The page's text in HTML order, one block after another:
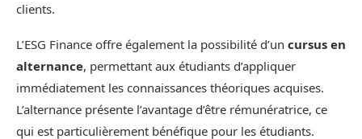
clients.
L’ESG Finance offre également la possibilité d’un cursus en
alternance, permettant aux étudiants d’appliquer
immédiatement les connaissances théoriques acquises.
L’alternance présente l’avantage d’être rémunératrice, ce
qui est particulièrement bénéfique pour les étudiants.